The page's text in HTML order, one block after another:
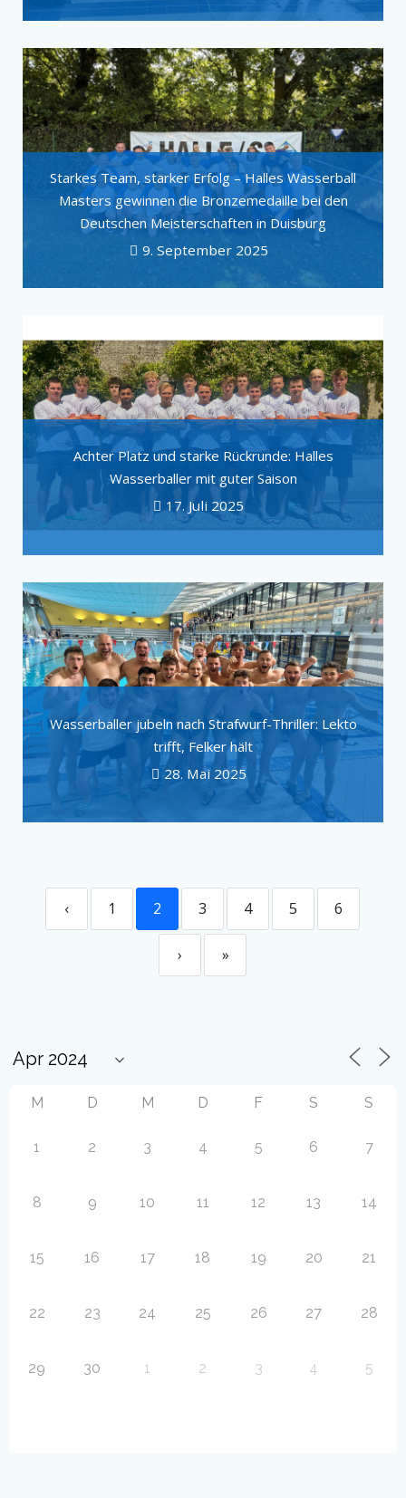
Starkes Team, starker Erfolg – Halles Wasserball
Masters gewinnen die Bronzemedaille bei den
Deutschen Meisterschaften in Duisburg
9. September 2025
Achter Platz und starke Rückrunde: Halles
Wasserballer mit guter Saison
17. Juli 2025
Wasserballer jubeln nach Strafwurf-Thriller: Lekto
trifft, Felker hält
28. Mai 2025
‹ 1 2 3 4 5 6
› »
M D M D F S S
1 2 3 4 5 6 7
8 9 10 11 12 13 14
15 16 17 18 19 20 21
22 23 24 25 26 27 28
29 30 1 2 3 4 5